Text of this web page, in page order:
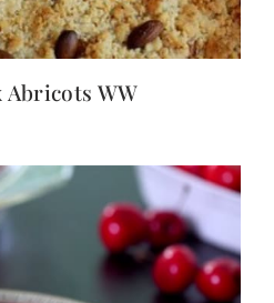
Abricots WW